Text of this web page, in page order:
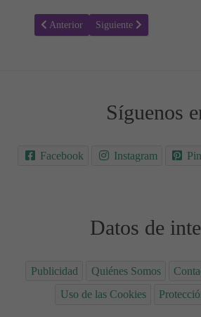
Artículo anterior: ¿Qué hacer cuando
Anterior Artículo siguiente: 10
Siguiente
Síguenos
Facebook Instagram
Datos de
Publicidad Quiénes Somos
Uso de las Cookies